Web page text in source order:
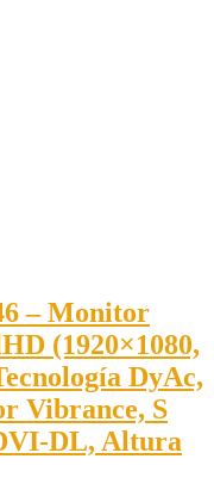
– Monitor
(1920×1080,
DyAc,
Vibrance, S
DL, Altura